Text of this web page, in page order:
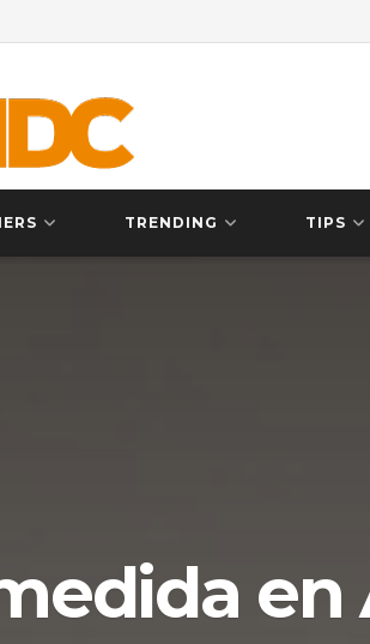
TRENDING TIPS
en